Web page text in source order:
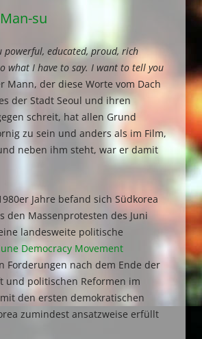
su
powerful, educated, proud, rich
what I have to say. I want to tell you
Mann, der diese Worte vom Dach
der Stadt Seoul und ihren
schreit, hat allen Grund
zu sein und anders als im Film,
neben ihm steht, war er damit
Jahre befand sich Südkorea
den Massenprotesten des Juni
landesweite politische
Democracy Movement
Forderungen nach dem Ende der
und politischen Reformen im
den ersten demokratischen
zumindest ansatzweise erfüllt